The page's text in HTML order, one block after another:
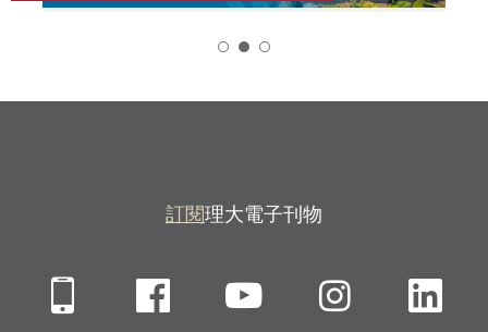
訂閱理大電子刊物
Mobile FacebookYouTube